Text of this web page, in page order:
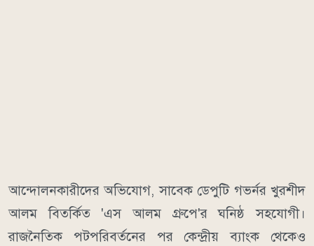
আন্দোলনকারীদের অভিযোগ, সাবেক ডেপুটি গভর্নর খুরশীদ
আলম বিতর্কিত 'এস আলম গ্রুপে'র ঘনিষ্ঠ সহযোগী।
রাজনৈতিক পটপরিবর্তনের পর কেন্দ্রীয় ব্যাংক থেকেও